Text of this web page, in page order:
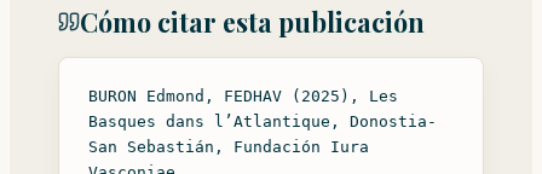
Cómo citar esta publicación
BURON Edmond, FEDHAV (2025), Les
Basques dans l’Atlantique, Donostia-
San Sebastián, Fundación Iura